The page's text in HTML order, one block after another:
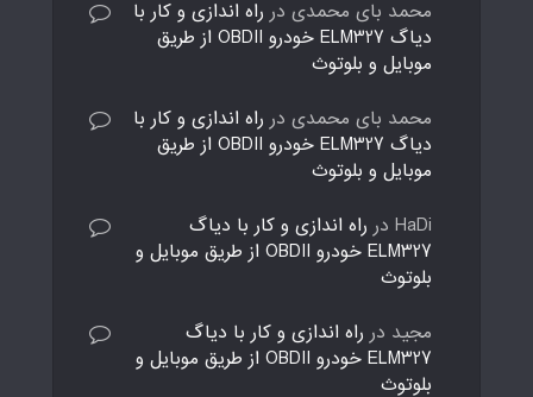
محمد بای محمدی در راه اندازی و کار با
دیاگ ELM327 خودرو OBDII از طریق
موبایل و بلوتوث
محمد بای محمدی در راه اندازی و کار با
دیاگ ELM327 خودرو OBDII از طریق
موبایل و بلوتوث
HaDi در راه اندازی و کار با دیاگ
ELM327 خودرو OBDII از طریق موبایل و
بلوتوث
مجید در راه اندازی و کار با دیاگ
ELM327 خودرو OBDII از طریق موبایل و
بلوتوث